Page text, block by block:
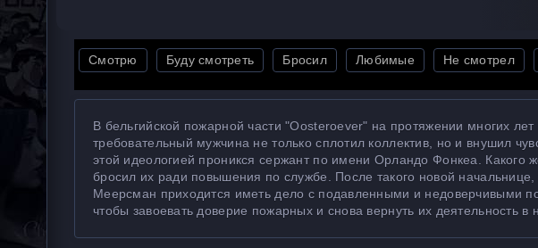
Смотрю Буду смотреть Бросил Любимые Не смотрел
В бельгийской пожарной части "Oosteroever" на протяжении многих
требовательный мужчина не только сплотил коллектив, но и внушил
этой идеологией проникся сержант по имени Орландо Фонкеа. Какого
бросил их ради повышения по службе. После такого новой
Меерсман приходится иметь дело с подавленными и недоверчивыми
чтобы завоевать доверие пожарных и снова вернуть их деятельность в